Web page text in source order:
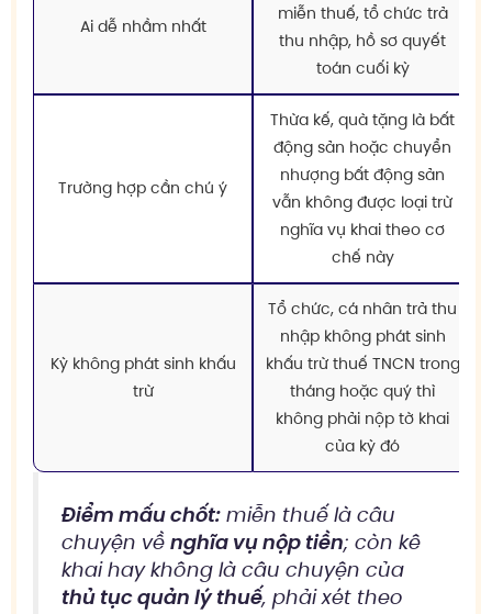
Ai dễ nhầm nhất
miễn thuế, tổ chức trả
thu nhập, hồ sơ quyết
toán cuối kỳ
Trường hợp cần chú ý
Thừa kế, quà tặng là bất
động sản hoặc chuyển
nhượng bất động sản
vẫn không được loại trừ
nghĩa vụ khai theo cơ
chế này
Kỳ không phát sinh khấu
trừ
Tổ chức, cá nhân trả thu
nhập không phát sinh
khấu trừ thuế TNCN trong
tháng hoặc quý thì
không phải nộp tờ khai
của kỳ đó
Điểm mấu chốt:miễn thuế là câu
chuyện về nghĩa vụ nộp tiền; còn kê
khai hay không là câu chuyện của
thủ tục quản lý thuế, phải xét theo